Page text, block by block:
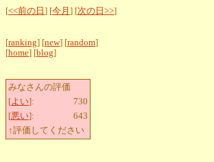
[<<前の日 ] [今月 ] [次の日>>]
[ranking] [new] [random]
[home] [blog]
みなさんの評価
[よい]:
730
[悪い]:
643
↑評価してください